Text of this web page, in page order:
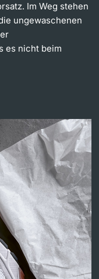
Im Weg stehen
ungewaschenen
es nicht beim